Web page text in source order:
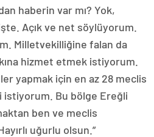
haberin var mı? Yok,
Açık ve net söylüyorum.
Milletvekilliğine falan da
hizmet etmek istiyorum.
yapmak için en az 28 meclis
Bu bölge Ereğli
ben ve meclis
uğurlu olsun.”